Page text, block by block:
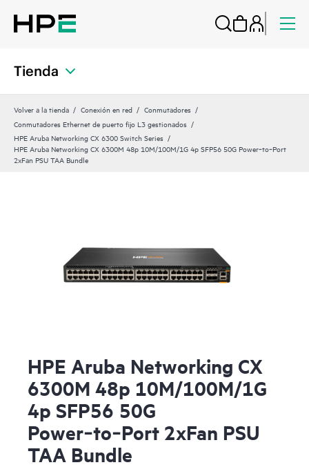
Tienda
Volver a la tienda Conexión en red
Conmutadores
Conmutadores Ethernet de puerto fijo L3 gestionados
HPE Aruba Networking CX 6300 Switch Series
HPE Aruba Networking CX 6300M 48p 10M/100M/1G 4p SFP56 50G Power‑to‑Port
2xFan PSU TAA Bundle
HPE Aruba Networking CX
6300M 48p 10M/100M/1G
4p SFP56 50G
Power‑to‑Port 2xFan PSU
TAA Bundle